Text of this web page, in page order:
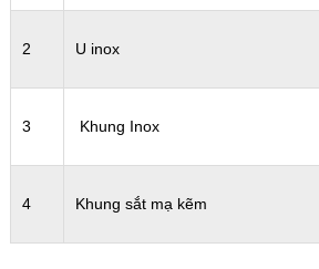
2 U inox
3 Khung Inox
4 Khung sắt mạ kẽm